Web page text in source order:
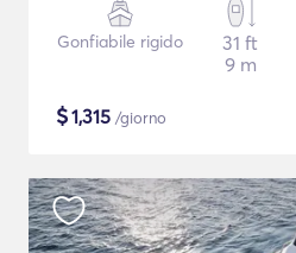
Gonfiabile rigido
31 ft
9 m
$1,315 /giorno